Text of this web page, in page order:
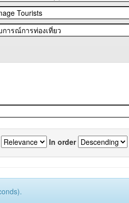
In order